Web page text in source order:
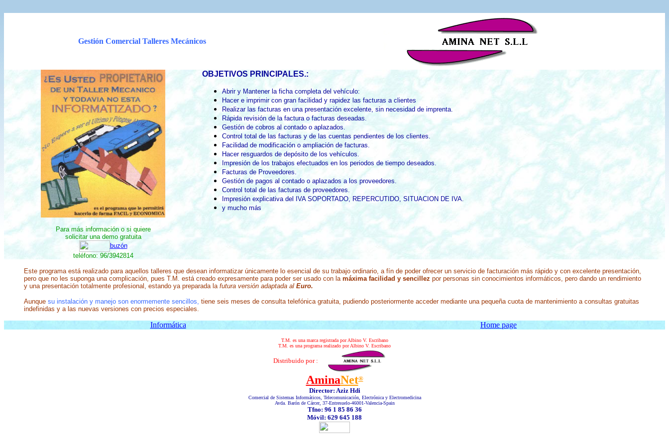
Gestión Comercial Talleres Mecánicos
Para más información o si quiere
solicitar una demo gratuita
buzón
teléfono: 96/3942814
OBJETIVOS PRINCIPALES.:
Abrir y Mantener la ficha completa del vehículo:
Hacer e imprimir con gran facilidad y rapidez las facturas a clientes
Realizar las facturas en una presentación excelente, sin necesidad de imprenta.
Rápida revisión de la factura o facturas deseadas.
Gestión de cobros al contado o aplazados.
Control total de las facturas y de las cuentas pendientes de los clientes.
Facilidad de modificación o ampliación de facturas.
Hacer resguardos de depósito de los vehículos.
Impresión de los trabajos efectuados en los periodos de tiempo deseados.
Facturas de Proveedores.
Gestión de pagos al contado o aplazados a los proveedores.
Control total de las facturas de proveedores.
Impresión explicativa del IVA SOPORTADO, REPERCUTIDO, SITUACION DE IVA.
y mucho más
Este programa está realizado para aquellos talleres que desean informatizar únicamente lo esencial de su trabajo ordinario, a fín de poder ofrecer un servicio de facturación más rápido y con excelente presentación,
pero que no les suponga una complicación, pues T.M. está creado expresamente para poder ser usado con la máxima facilidad y sencillez por personas sin conocimientos informáticos, pero dando un rendimiento
y una presentación totalmente profesional, estando ya preparada la futura versión adaptada al Euro.
Aunque su instalación y manejo son enormemente sencillos, tiene seis meses de consulta telefónica gratuita, pudiendo posteriormente acceder mediante una pequeña cuota de mantenimiento a consultas gratuitas
indefinidas y a las nuevas versiones con precios especiales.
Informática Home page
T.M. es una marca registrada por Albino V. Escribano
T.M. es una programa realizado por Albino V. Escribano
Distribuido por :
AminaNet®
Director: Aziz Hdi
Comercial de Sistemas Informáticos, Telecomunicación, Electrónica y Electromedicina
Avda. Barón de Cárcer, 37-Entresuelo-46001-Valencia-Spain
Tfno: 96 1 85 86 36
Móvil: 629 645 188